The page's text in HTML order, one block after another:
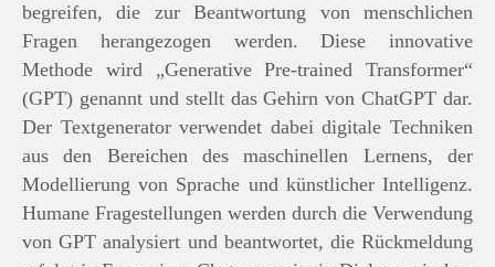
begreifen, die zur Beantwortung von menschlichen
Fragen herangezogen werden. Diese innovative
Methode wird „Generative Pre-trained Transformer“
(GPT) genannt und stellt das Gehirn von ChatGPT dar.
Der Textgenerator verwendet dabei digitale Techniken
aus den Bereichen des maschinellen Lernens, der
Modellierung von Sprache und künstlicher Intelligenz.
Humane Fragestellungen werden durch die Verwendung
von GPT analysiert und beantwortet, die Rückmeldung